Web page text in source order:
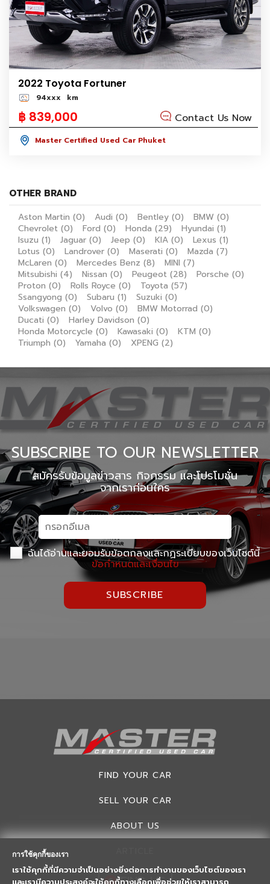
2022 Toyota Fortuner
94xxx km
฿ 839,000 Contact Us Now
Master Certified Used Car Phuket
OTHER BRAND
Aston Martin (0) Audi (0) Bentley (0) BMW (0)
Chevrolet (0) Ford (0) Honda (29) Hyundai (1)
Isuzu (1) Jaguar (0) Jeep (0) KIA (0) Lexus (1)
Lotus (0) Landrover (0) Maserati (0) Mazda (7)
McLaren (0) Mercedes Benz (8) MINI (7)
Mitsubishi (4) Nissan (0) Peugeot (28) Porsche (0)
Proton (0) Rolls Royce (0) Toyota (57)
Ssangyong (0) Subaru (1) Suzuki (0)
Volkswagen (0) Volvo (0) BMW Motorrad (0)
Ducati (0) Harley Davidson (0)
Honda Motorcycle (0) Kawasaki (0) KTM (0)
Triumph (0) Yamaha (0) XPENG (2)
SUBSCRIBE TO OUR NEWSLETTER
สมัครรับข้อมูลข่าวสาร กิจกรรม และโปรโมชั่น
จากเราก่อนใคร
ฉันได้อ่านและยอมรับข้อตกลงและกฏระเบียบของเว็บไซต์นี้
ข้อกำหนดและเงื่อนไข
SUBSCRIBE
FIND YOUR CAR
SELL YOUR CAR
ABOUT US
การใช้คุกกี้ของเรา
เราใช้คุกกี้ที่มีความจำเป็นอย่างยิ่งต่อการทำงานของเว็บไซต์ของเรา